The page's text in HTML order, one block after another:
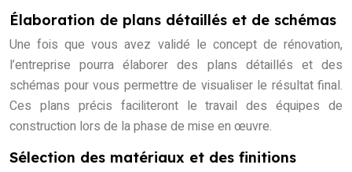
Élaboration de plans détaillés et de schémas
Une fois que vous avez validé le concept de rénovation,
l’entreprise pourra élaborer des plans détaillés et des
schémas pour vous permettre de visualiser le résultat final.
Ces plans précis faciliteront le travail des équipes de
construction lors de la phase de mise en œuvre.
Sélection des matériaux et des finitions